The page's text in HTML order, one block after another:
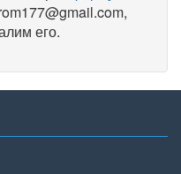
его.